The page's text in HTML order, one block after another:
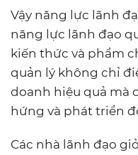
Vậy năng lực lãnh
năng lực lãnh đạo
kiến thức và phẩm
quản lý không chỉ
doanh hiệu quả mà
hứng và phát triển
Các nhà lãnh đạo